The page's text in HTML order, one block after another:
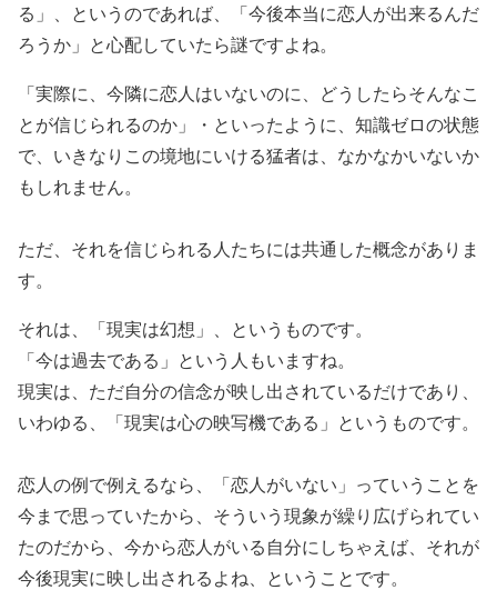
る」、というのであれば、「今後本当に恋人が出来るんだ
ろうか」と心配していたら謎ですよね。
「実際に、今隣に恋人はいないのに、どうしたらそんなこ
とが信じられるのか」・といったように、知識ゼロの状態
で、いきなりこの境地にいける猛者は、なかなかいないか
もしれません。
ただ、それを信じられる人たちには共通した概念がありま
す。
それは、「現実は幻想」、というものです。
「今は過去である」という人もいますね。
現実は、ただ自分の信念が映し出されているだけであり、
いわゆる、「現実は心の映写機である」というものです。
恋人の例で例えるなら、「恋人がいない」っていうことを
今まで思っていたから、そういう現象が繰り広げられてい
たのだから、今から恋人がいる自分にしちゃえば、それが
今後現実に映し出されるよね、ということです。